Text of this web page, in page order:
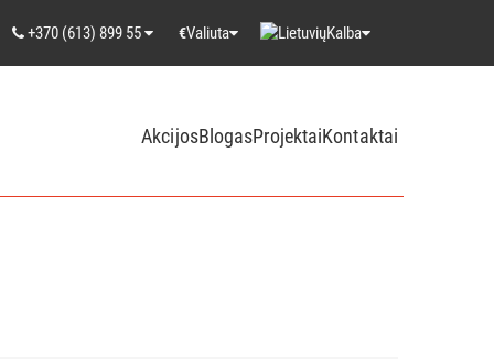
+370 (613) 899 55 €Valiuta Kalba
AkcijosBlogasProjektaiKontaktai